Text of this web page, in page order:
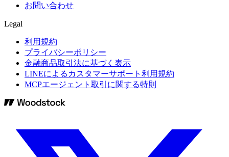
お問い合わせ
Legal
利用規約
プライバシーポリシー
金融商品取引法に基づく表示
LINEによるカスタマーサポート利用規約
MCPエージェント取引に関する特則